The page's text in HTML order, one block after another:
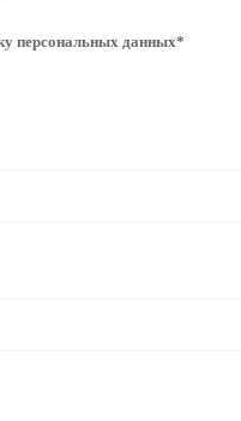
персональных данных*